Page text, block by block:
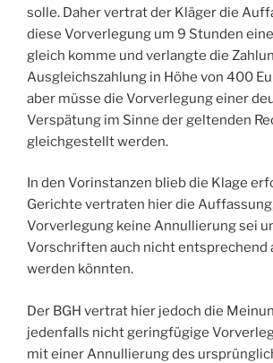
solle. Daher vertrat der Kläger die
diese Vorverlegung um 9 Stunden
gleich komme und verlangte die
Ausgleichszahlung in Höhe von 400
aber müsse die Vorverlegung einer
Verspätung im Sinne der geltenden
gleichgestellt werden.
In den Vorinstanzen blieb die Klage
Gerichte vertraten hier die
Vorverlegung keine Annullierung sei
Vorschriften auch nicht entsprechend
werden könnten.
Der BGH vertrat hier jedoch die
jedenfalls nicht geringfügige
mit einer Annullierung des